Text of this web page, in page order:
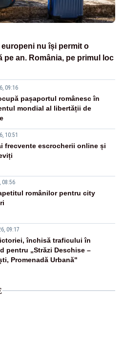
nu își permit o
pe an. România, pe primul loc
09:16
pașaportul românesc în
mondial al libertății de
10:51
frecvente escrocherii online și
08:56
românilor pentru city
09:17
închisă traficului în
pentru „Străzi Deschise –
Promenadă Urbană"